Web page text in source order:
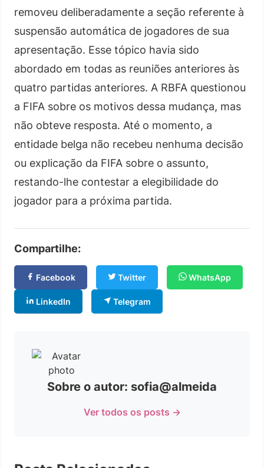
removeu deliberadamente a seção referente à
suspensão automática de jogadores de sua
apresentação. Esse tópico havia sido
abordado em todas as reuniões anteriores às
quatro partidas anteriores. A RBFA questionou
a FIFA sobre os motivos dessa mudança, mas
não obteve resposta. Até o momento, a
entidade belga não recebeu nenhuma decisão
ou explicação da FIFA sobre o assunto,
restando-lhe contestar a elegibilidade do
jogador para a próxima partida.
Compartilhe:
Facebook Twitter WhatsApp
LinkedIn Telegram
Sobre o autor: sofia@almeida
Ver todos os posts →